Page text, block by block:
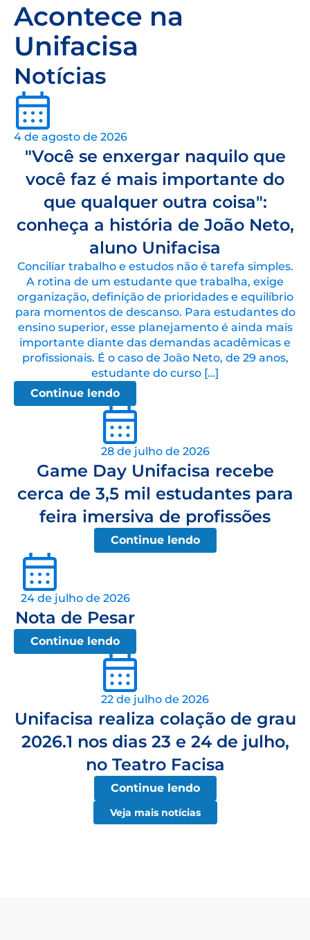
Acontece na
Unifacisa
Notícias
4 de agosto de 2026
"Você se enxergar naquilo que
você faz é mais importante do
que qualquer outra coisa":
conheça a história de João Neto,
aluno Unifacisa
Conciliar trabalho e estudos não é tarefa simples.
A rotina de um estudante que trabalha, exige
organização, definição de prioridades e equilíbrio
para momentos de descanso. Para estudantes do
ensino superior, esse planejamento é ainda mais
importante diante das demandas acadêmicas e
profissionais. É o caso de João Neto, de 29 anos,
estudante do curso […]
Continue lendo
28 de julho de 2026
Game Day Unifacisa recebe
cerca de 3,5 mil estudantes para
feira imersiva de profissões
Continue lendo
24 de julho de 2026
Nota de Pesar
Continue lendo
22 de julho de 2026
Unifacisa realiza colação de grau
2026.1 nos dias 23 e 24 de julho,
no Teatro Facisa
Continue lendo
Veja mais notícias